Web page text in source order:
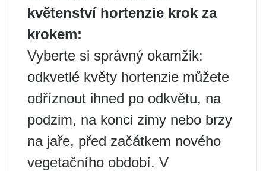
květenství hortenzie krok za
krokem:
Vyberte si správný okamžik:
odkvetlé květy hortenzie můžete
odříznout ihned po odkvětu, na
podzim, na konci zimy nebo brzy
na jaře, před začátkem nového
vegetačního období. V